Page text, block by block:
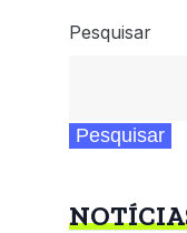
Pesquisar
Pesquisar